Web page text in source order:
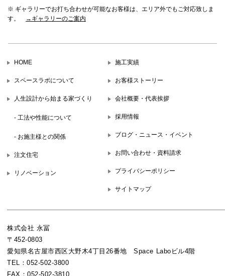
※ ギャラリーでお打ち合わせが可能なお客様は、エリア外でもご対応致しま
す。
→ギャラリーのご案内
HOME
スペースラボについて
人生設計から始まる家づくり
- 工法や性能について
- お施主様との関係
注文住宅
リノベーション
施工実績
お客様ストーリー
会社概要・代表挨拶
採用情報
ブログ・ニュース・イベント
お問い合わせ・資料請求
プライバシーポリシー
サイトマップ
株式会社 永冨
〒452-0803
愛知県名古屋市西区大野木4丁目26番地 Space Laboビル4階
TEL：052-502-3800
FAX：052-502-3810